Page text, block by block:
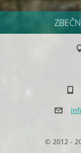
© 2012 -